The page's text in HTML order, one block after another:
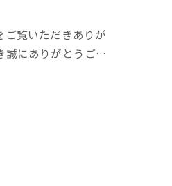
ご覧いただきありが
誠にありがとうご…